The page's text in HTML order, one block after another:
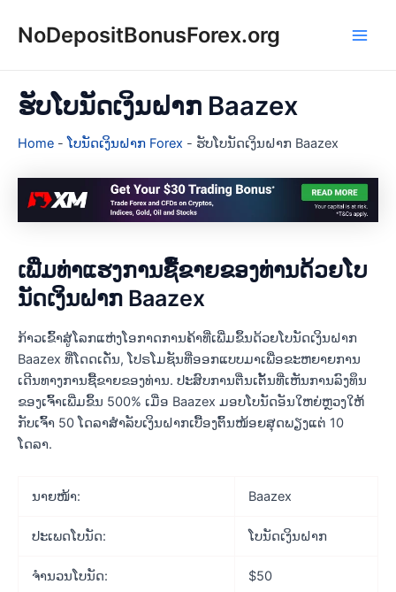
NoDepositBonusForex.org
ຮັບໂບນັດເງິນຝາກ Baazex
Home -ໂບນັດເງິນຝາກ Forex - ຮັບໂບນັດເງິນຝາກ Baazex
ເພີ່ມທ່າແຮງການຊື້ຂາຍຂອງທ່ານດ້ວຍໂບ
ນັດເງິນຝາກ Baazex
ກ້າວເຂົ້າສູ່ໂລກແຫ່ງໂອກາດການຄ້າທີ່ເພີ່ມຂຶ້ນດ້ວຍໂບນັດເງິນຝາກ
Baazex ທີ່ໂດດເດັ່ນ, ໂປຣໂມຊັນທີ່ອອກແບບມາເພື່ອຂະຫຍາຍການ
ເດີນທາງການຊື້ຂາຍຂອງທ່ານ. ປະສົບການຕື່ນເຕັ້ນທີ່ເຫັນການລົງທຶນ
ຂອງເຈົ້າເພີ່ມຂຶ້ນ 500% ເມື່ອ Baazex ມອບໂບນັດອັນໃຫຍ່ຫຼວງໃຫ້
ກັບເຈົ້າ 50 ໂດລາສຳລັບເງິນຝາກເບື້ອງຕົ້ນໜ້ອຍສຸດພຽງແຕ່ 10
ໂດລາ.
ນາຍໜ້າ: Baazex
ປະເພດໂບນັດ: ໂບນັດເງິນຝາກ
ຈຳນວນໂບນັດ: $50